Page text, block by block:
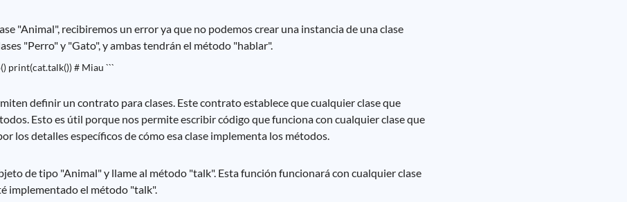
"Animal", recibiremos un error ya que no podemos crear una instancia de una clase
"Perro" y "Gato", y ambas tendrán el método "hablar".
print(cat.talk()) # Miau ```
definir un contrato para clases. Este contrato establece que cualquier clase que
Esto es útil porque nos permite escribir código que funciona con cualquier clase que
los detalles específicos de cómo esa clase implementa los métodos.
de tipo "Animal" y llame al método "talk". Esta función funcionará con cualquier clase
implementado el método "talk".